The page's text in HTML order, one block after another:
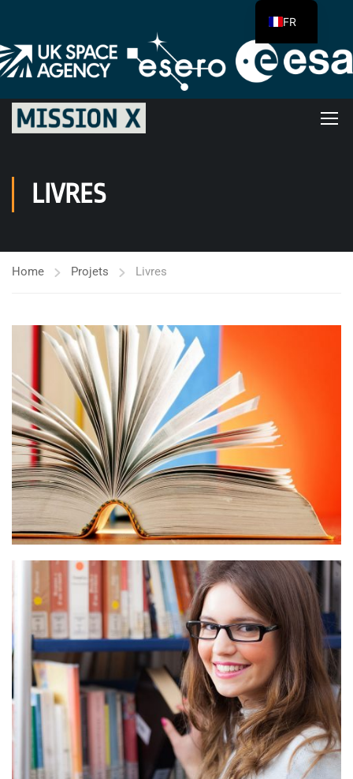
LIVRES
Home Projets Livres
FR